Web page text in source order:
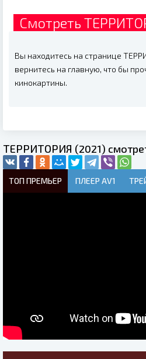
Смотреть
Вы находитесь на странице
вернитесь на главную, что бы
кинокартины.
ТЕРРИТОРИЯ (2021)
ТОП ПРЕМЬЕР ПЛЕЕР AV1